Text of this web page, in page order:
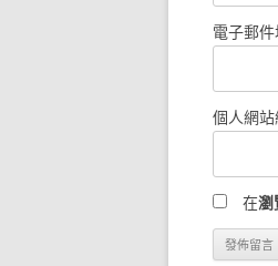
電子郵
個人網
在瀏